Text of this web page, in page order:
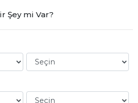
Şey mi Var?